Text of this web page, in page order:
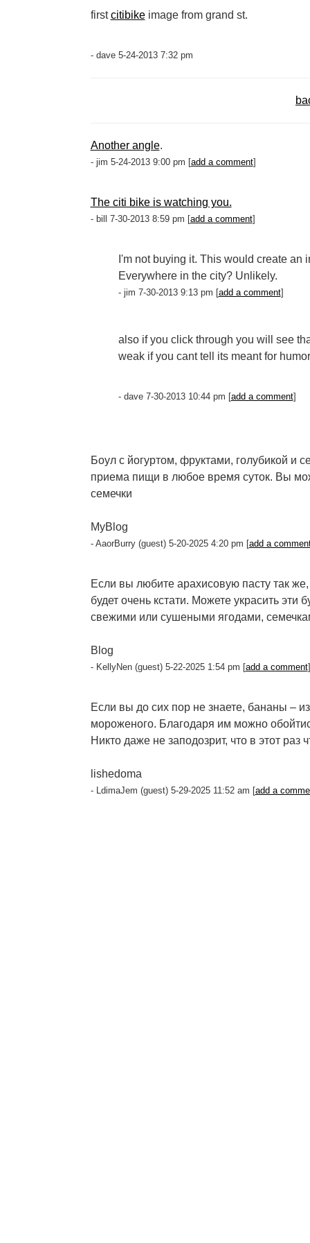
firstcitibikeimage from grand st.
- dave 5-24-2013 7:32 pm
Another angle.
- jim 5-24-2013 9:00 pm [add a comment]
The citi bike is watching you.
- bill 7-30-2013 8:59 pm [add a comment]
I'm not buying it. This would create
Everywhere in the city? Unlikely.
- jim 7-30-2013 9:13 pm [add a comment]
also if you click through you will see
weak if you cant tell its meant for
- dave 7-30-2013 10:44 pm [add a comment]
Боул с йогуртом, фруктами, голубикой и
приема пищи в любое время суток. Вы
семечки
MyBlog
- AaorBurry (guest) 5-20-2025 4:20 pm [add a
Если вы любите арахисовую пасту так
будет очень кстати. Можете украсить
свежими или сушеными ягодами,
Blog
- KellyNen (guest) 5-22-2025 1:54 pm [add a comment]
Если вы до сих пор не знаете, бананы –
мороженого. Благодаря им можно
Никто даже не заподозрит, что в этот раз
lishedoma
- LdimaJem (guest) 5-29-2025 11:52 am [add a